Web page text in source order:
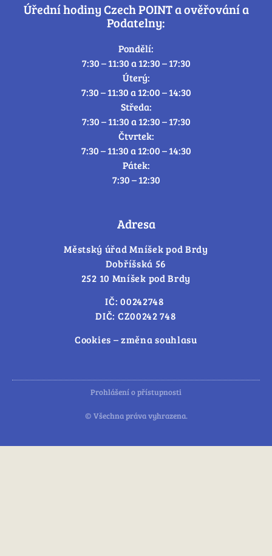
Úřední hodiny Czech POINT a ověřování a
Podatelny:
Pondělí:
7:30 – 11:30 a 12:30 – 17:30
Úterý:
7:30 – 11:30 a 12:00 – 14:30
Středa:
7:30 – 11:30 a 12:30 – 17:30
Čtvrtek:
7:30 – 11:30 a 12:00 – 14:30
Pátek:
7:30 – 12:30
Adresa
Městský úřad Mníšek pod Brdy
Dobříšská 56
252 10 Mníšek pod Brdy
IČ: 00242748
DIČ: CZ00242 748
Cookies – změna souhlasu
Prohlášení o přístupnosti
© Všechna práva vyhrazena.